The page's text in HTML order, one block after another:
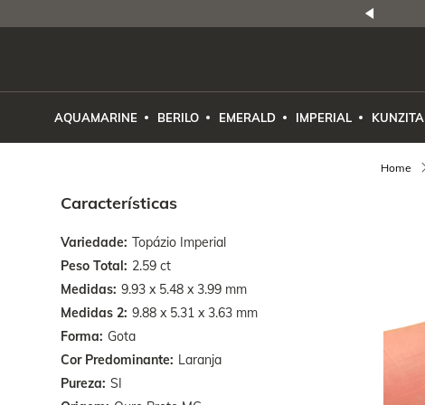
AQUAMARINE BERILO EMERALD IMPERIAL KUNZITA
Características
Variedade Topázio Imperial
Peso Total 2.59 ct
Medidas 9.93 x 5.48 x 3.99 mm
Medidas 2 9.88 x 5.31 x 3.63 mm
Forma Gota
Cor Predominante Laranja
Pureza SI